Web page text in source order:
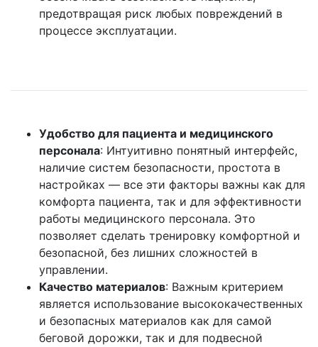
предотвращая риск любых повреждений в
процессе эксплуатации.
Удобство для пациента и медицинского
персонала: Интуитивно понятный интерфейс,
наличие систем безопасности, простота в
настройках — все эти факторы важны как для
комфорта пациента, так и для эффективности
работы медицинского персонала. Это
позволяет сделать тренировку комфортной и
безопасной, без лишних сложностей в
управлении.
Качество материалов: Важным критерием
является использование высококачественных
и безопасных материалов как для самой
беговой дорожки, так и для подвесной